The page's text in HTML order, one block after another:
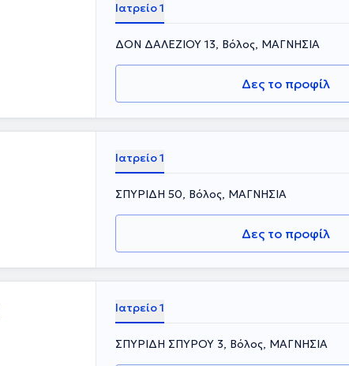
Ιατρείο 1
ΔΟΝ ΔΑΛΕΖΙΟΥ 13, Βόλος, ΜΑΓΝΗΣΙΑ
Δες το προφίλ
Ιατρείο 1
ΣΠΥΡΙΔΗ 50, Βόλος, ΜΑΓΝΗΣΙΑ
Δες το προφίλ
Ιατρείο 1
ΣΠΥΡΙΔΗ ΣΠΥΡΟΥ 3, Βόλος, ΜΑΓΝΗΣΙΑ